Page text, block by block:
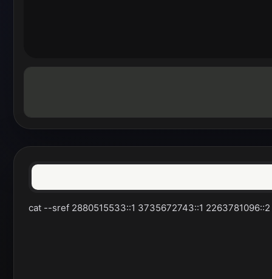
cat --sref 2880515533::1 3735672743::1